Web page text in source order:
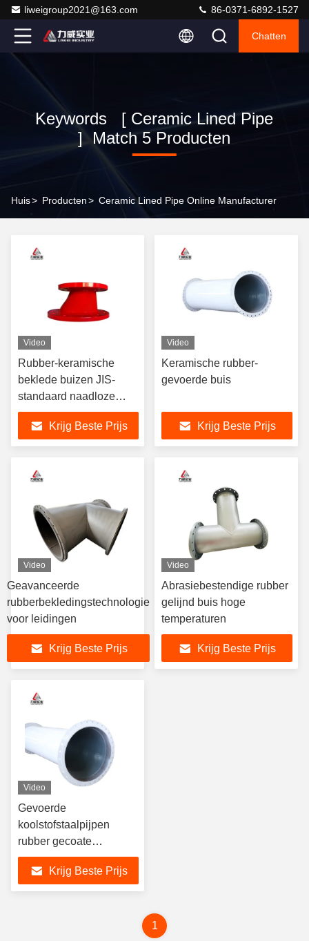
liweigroup2021@163.com 86-0371-6892-1527
Chatten
Keywords [ Ceramic Lined Pipe
] Match 5 Producten
Huis> Producten> Ceramic Lined Pipe Online Manufacturer
Video
Rubber-keramische
beklede buizen JIS-
standaard naadloze
uitstekende
corrosiebestendigheid
Krijg Beste Prijs
Video
Keramische rubber-
gevoerde buis
Krijg Beste Prijs
Video
Geavanceerde
rubberbekledingstechnologie
voor leidingen
Krijg Beste Prijs
Video
Abrasiebestendige rubber
gelijnd buis hoge
temperaturen
Krijg Beste Prijs
Video
Gevoerde
koolstofstaalpijpen
rubber gecoate
pijpleidingen porselein
voering ASTM-
standaard
Krijg Beste Prijs
1